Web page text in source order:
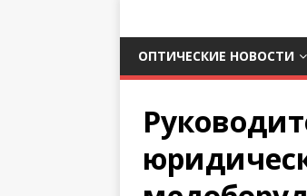
ОПТИЧЕСКИЕ НОВОСТИ